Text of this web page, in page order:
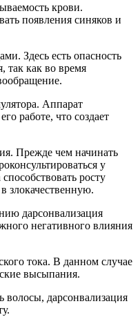
крови.
появления синяков и
Здесь есть опасность
так как во время
Аппарат
работе, что создает
Прежде чем начинать
у
росту
злокачественную.
дарсонвализация
негативного влияния
тока. В данном случае
высыпания.
волосы, дарсонвализация